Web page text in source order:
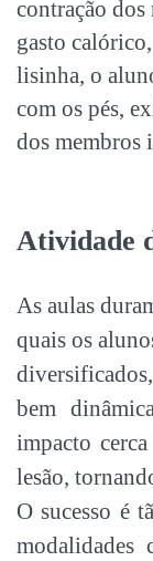
contração
gasto
lisinha, o
com os pés,
dos membros
Atividade
As aulas
quais os
bem
impacto
lesão,
O sucesso é